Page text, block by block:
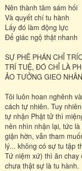
Nên thành tâm sám hối
Và quyết chí tu hành
Lấy đó làm động lực
Để giác ngộ thật nhanh
SỰ PHÊ PHÁN CHỈ
TRÍ TUỆ, ĐÓ CHỈ LÀ
ẢO TƯỞNG GIEO
Tôi luôn hoan nghênh
cách tự nhiên. Tuy
tự nhận Phật tử thì
nên nhìn nhận lại, tức
giận hờn, vẫn tham
lý... không có sự tu tập
Tứ niệm xứ) thì ăn
chưa thật sự là tu hành.